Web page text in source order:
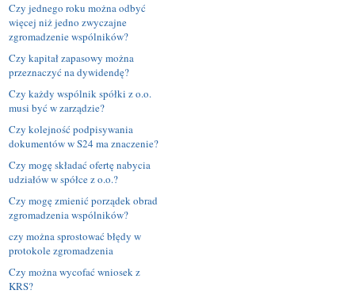
Czy jednego roku można odbyć
więcej niż jedno zwyczajne
zgromadzenie wspólników?
Czy kapitał zapasowy można
przeznaczyć na dywidendę?
Czy każdy wspólnik spółki z o.o.
musi być w zarządzie?
Czy kolejność podpisywania
dokumentów w S24 ma znaczenie?
Czy mogę składać ofertę nabycia
udziałów w spółce z o.o.?
Czy mogę zmienić porządek obrad
zgromadzenia wspólników?
czy można sprostować błędy w
protokole zgromadzenia
Czy można wycofać wniosek z
KRS?